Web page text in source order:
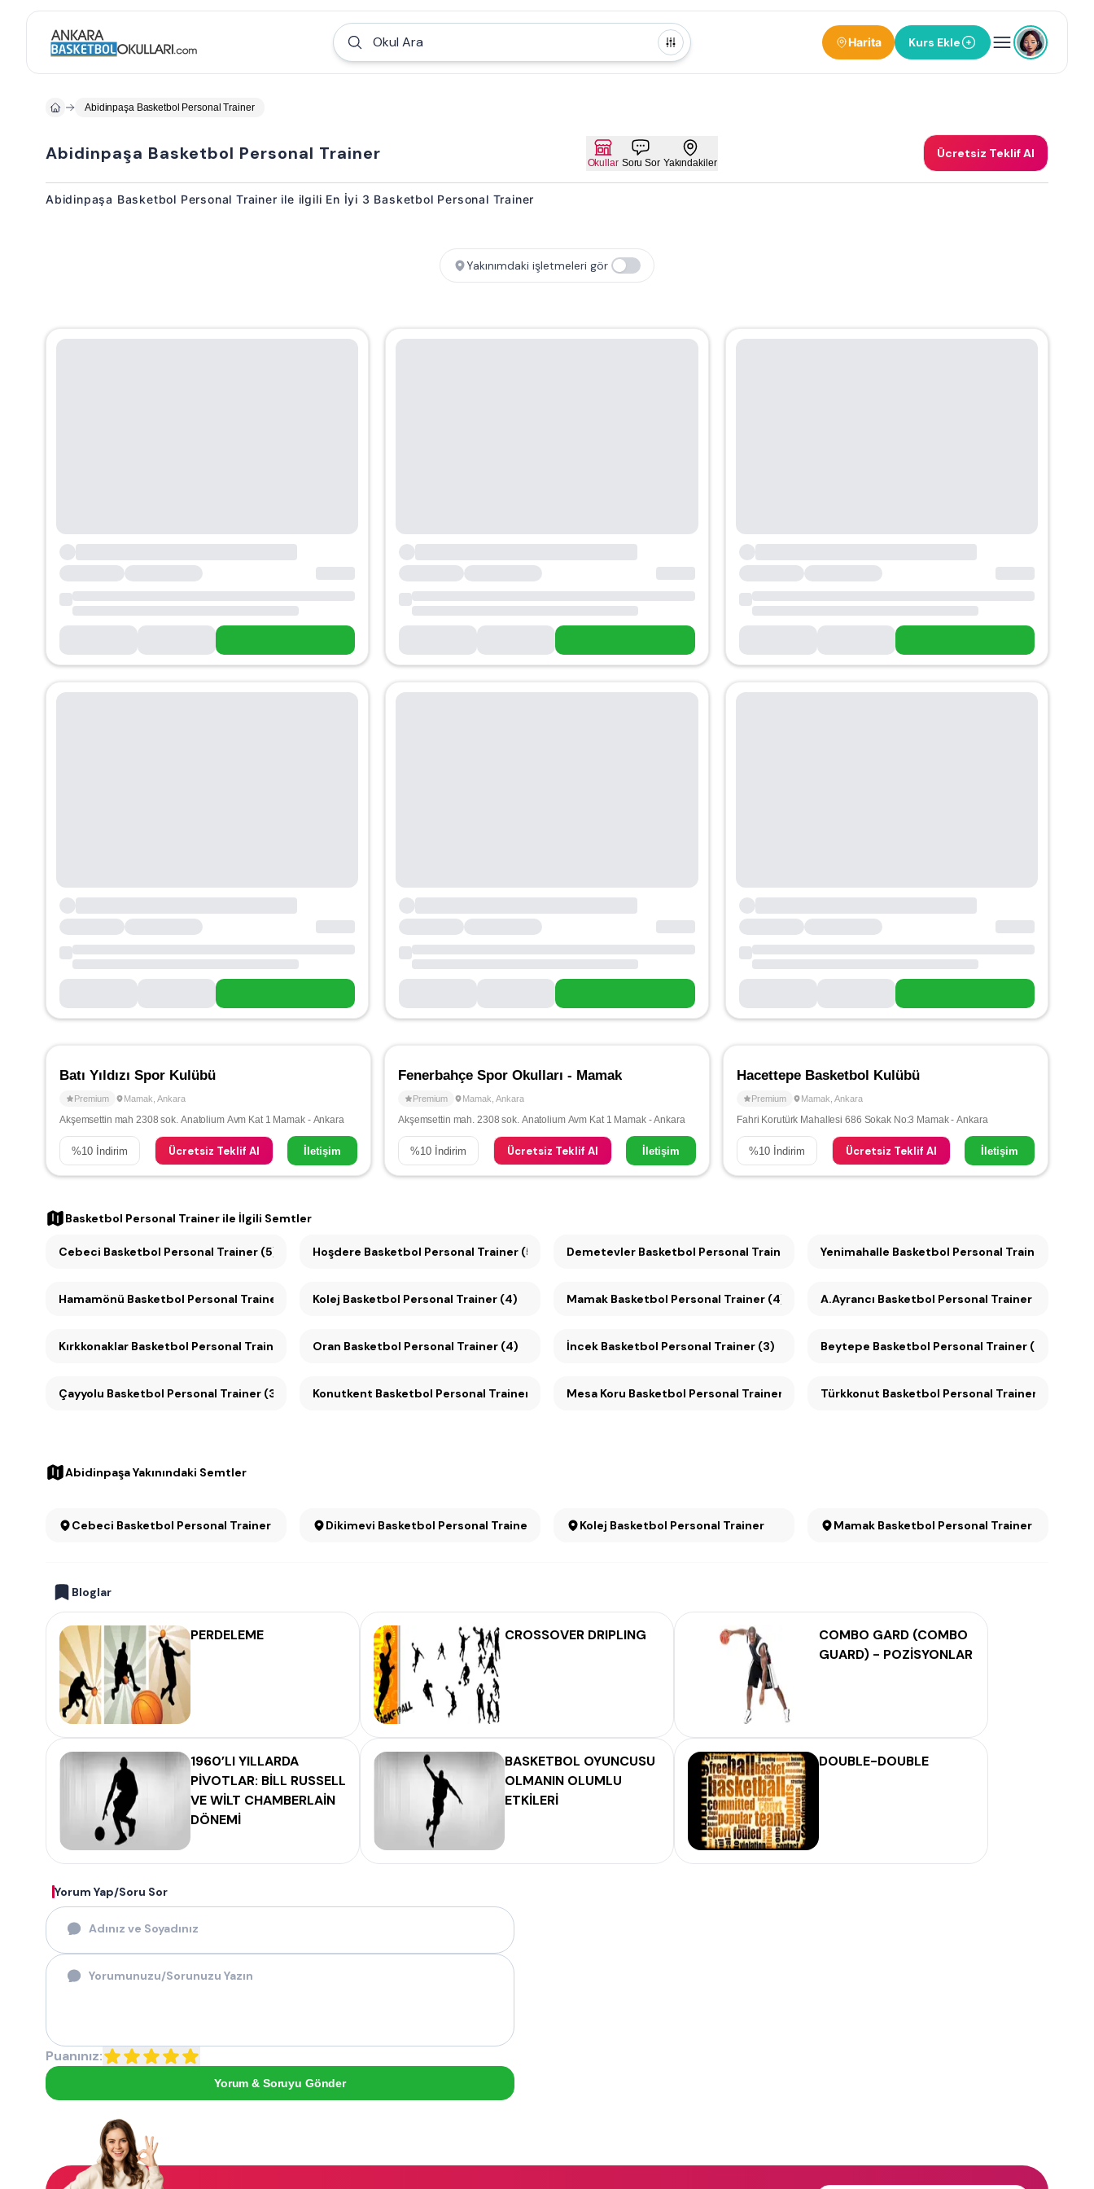
Okul Ara Harita Kurs Ekle
Abidinpaşa Basketbol Personal Trainer
Abidinpaşa Basketbol Personal Trainer Okullar Soru Sor Yakındakiler
Ücretsiz Teklif Al
Abidinpaşa Basketbol Personal Trainer ile ilgili En İyi 3 Basketbol Personal Trainer
Yakınımdaki işletmeleri gör
Batı Yıldızı Spor Kulübü
Premium Mamak Ankara
Akşemsettin mah 2308 sok. Anatolium Avm Kat 1 Mamak - Ankara
%10 İndirim Ücretsiz Teklif Al İletişim
Fenerbahçe Spor Okulları - Mamak
Premium Mamak Ankara
Akşemsettin mah. 2308 sok. Anatolium Avm Kat 1 Mamak - Ankara
%10 İndirim Ücretsiz Teklif Al İletişim
Hacettepe Basketbol Kulübü
Premium Mamak Ankara
Fahri Korutürk Mahallesi 686 Sokak No:3 Mamak - Ankara
%10 İndirim Ücretsiz Teklif Al İletişim
Basketbol Personal Trainer ile İlgili Semtler
Cebeci Basketbol Personal Trainer (5) Hoşdere Basketbol Personal Trainer (5) Demetevler Basketbol Personal Trainer (4) Yenimahalle Basketbol Personal Trainer (4)
Hamamönü Basketbol Personal Trainer (4) Kolej Basketbol Personal Trainer (4) Mamak Basketbol Personal Trainer (4) A.Ayrancı Basketbol Personal Trainer (4)
Kırkkonaklar Basketbol Personal Trainer (4) Oran Basketbol Personal Trainer (4) İncek Basketbol Personal Trainer (3) Beytepe Basketbol Personal Trainer (3)
Çayyolu Basketbol Personal Trainer (3) Konutkent Basketbol Personal Trainer (3) Mesa Koru Basketbol Personal Trainer (3) Türkkonut Basketbol Personal Trainer (3)
Abidinpaşa Yakınındaki Semtler
Cebeci Basketbol Personal Trainer Dikimevi Basketbol Personal Trainer Kolej Basketbol Personal Trainer Mamak Basketbol Personal Trainer
Bloglar
PERDELEME CROSSOVER DRIPLING
COMBO GARD (COMBO
GUARD) - POZİSYONLAR
1960’LI YILLARDA
PİVOTLAR: BİLL RUSSELL
VE WİLT CHAMBERLAİN
DÖNEMİ
BASKETBOL OYUNCUSU
OLMANIN OLUMLU
ETKİLERİ
DOUBLE-DOUBLE
Yorum Yap/Soru Sor
Puanınız:
Yorum & Soruyu Gönder